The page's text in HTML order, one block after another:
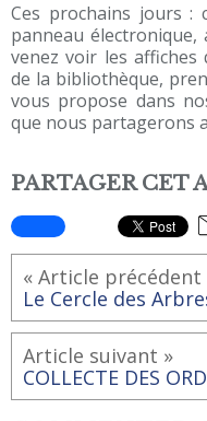
Ces prochains jours :
panneau
venez voir les
de la bibliothèque,
vous propose dans
que nous partagerons
PARTAGER CET
« Article précédent
Article suivant »
COLLECTE DES